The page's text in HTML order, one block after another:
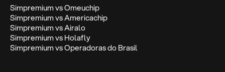
Simpremium vs Omeuchip
Simpremium vs Americachip
Simpremium vs Airalo
Simpremium vs Holafly
Simpremium vs Operadoras do Brasil